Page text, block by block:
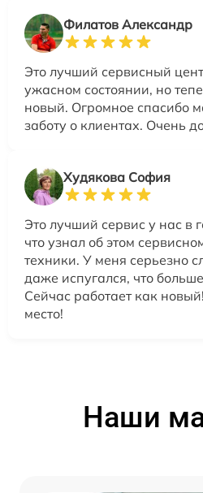
Филатов Александр
Это лучший сервисный
ужасном состоянии, но
новый. Огромное спасибо
заботу о клиентах. Очень
Худякова София
Это лучший сервис у нас в
что узнал об этом
техники. У меня серьезно
даже испугался, что
Сейчас работает как
место!
Наши